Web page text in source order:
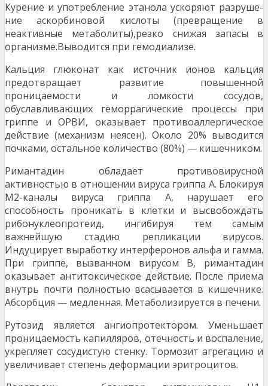
Курение и употребление этанола ускоряют разруше­
ние аскорбиновой кислоты (превращение в
неактивные метаболиты),резко снижая запасы в
организме.Выводится при гемодиализе.
Кальция глюконат как источник ионов кальция
предот­вращает развитие повышенной
проницаемости и ломко­сти сосудов,
обуславливающих геморрагические процес­сы при
гриппе и ОРВИ, оказывает противоаллергическое
действие (механизм неясен). Около 20% выводится
почка­ми, остальное количество (80%) — кишечником.
Римантадин обладает противовирусной
активностью в отношении вируса гриппа А. Блокируя
М2-каналы виру­са гриппа А, нарушает его
способность проникать в клетки и высвобождать
рибонуклеопротеид, ингибируя тем самым
важнейшую стадию репликации вирусов.
Индуцирует выработку интерферонов альфа и гамма.
При гриппе, вызванном вирусом В, римантадин
оказывает антитоксическое действие. После приема
внутрь почти полностью всасывается в кишечнике.
Абсорбция — мед­ленная. Метаболизируется в печени.
Рутозид является ангиопротектором. Уменьшает
про­ницаемость капилляров, отечность и воспаление,
укре­пляет сосудистую стенку. Тормозит агрегацию и
увеличи­вает степень деформации эритроцитов.